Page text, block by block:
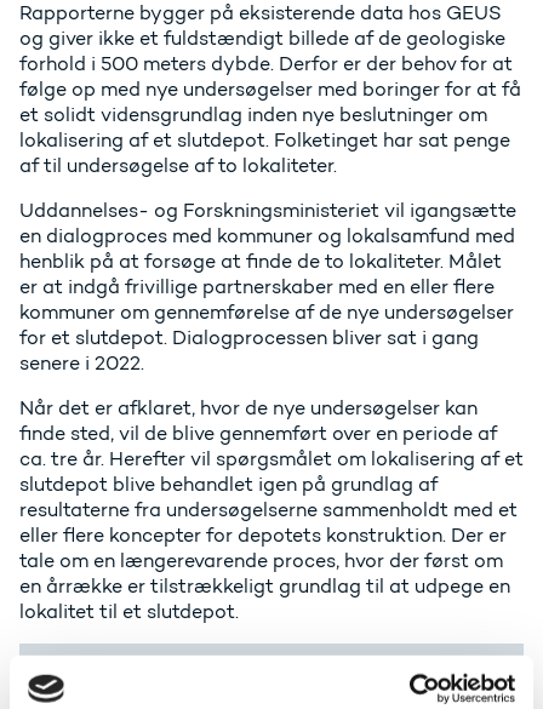
Rapporterne bygger på eksisterende data hos GEUS
og giver ikke et fuldstændigt billede af de geologiske
forhold i 500 meters dybde. Derfor er der behov for at
følge op med nye undersøgelser med boringer for at få
et solidt vidensgrundlag inden nye beslutninger om
lokalisering af et slutdepot. Folketinget har sat penge
af til undersøgelse af to lokaliteter.
Uddannelses- og Forskningsministeriet vil igangsætte
en dialogproces med kommuner og lokalsamfund med
henblik på at forsøge at finde de to lokaliteter. Målet
er at indgå frivillige partnerskaber med en eller flere
kommuner om gennemførelse af de nye undersøgelser
for et slutdepot. Dialogprocessen bliver sat i gang
senere i 2022.
Når det er afklaret, hvor de nye undersøgelser kan
finde sted, vil de blive gennemført over en periode af
ca. tre år. Herefter vil spørgsmålet om lokalisering af et
slutdepot blive behandlet igen på grundlag af
resultaterne fra undersøgelserne sammenholdt med et
eller flere koncepter for depotets konstruktion. Der er
tale om en længerevarende proces, hvor der først om
en årrække er tilstrækkeligt grundlag til at udpege en
lokalitet til et slutdepot.
Hvor kommer det radioaktive